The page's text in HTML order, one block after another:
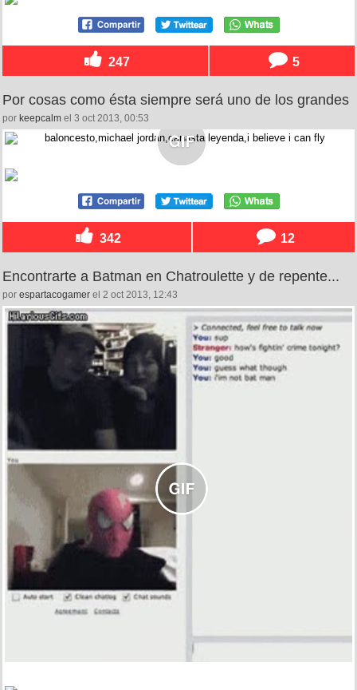
247 5
Por cosas como ésta siempre será uno de los grandes
por keepcalm el 3 oct 2013, 00:53
342 12
Encontrarte a Batman en Chatroulette y de repente...
por espartacogamer el 2 oct 2013, 12:43